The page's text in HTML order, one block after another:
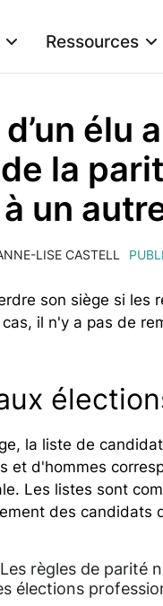
Ressources
élu
la
un
LISE CASTELL
son siège si les
il n'y a pas de
la liste de
et d'hommes
Les listes sont
des candidats
règles de parité
élections